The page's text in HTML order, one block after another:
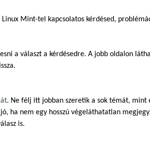
Mint-tel kapcsolatos kérdésed,
a választ a kérdésedre. A jobb oldalon
. Ne félj itt jobban szeretik a sok témát, mint
ha nem egy hosszú végeláthatatlan
is.